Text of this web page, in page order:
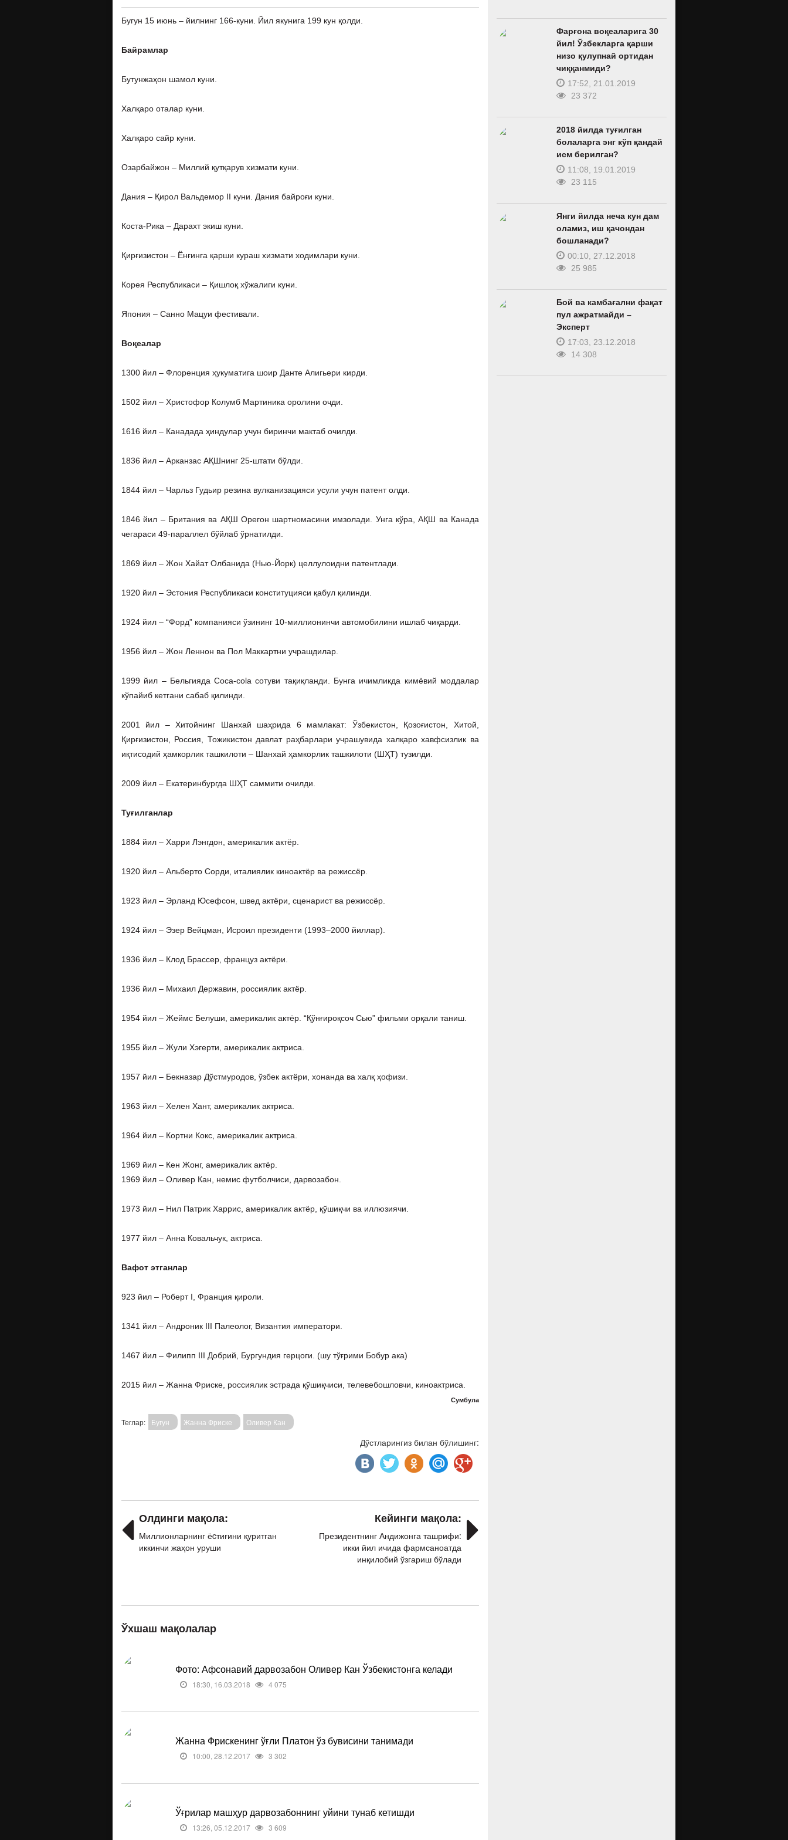
Бугун 15 июнь – йилнинг 166-куни. Йил якунига 199 кун қолди.
Байрамлар
Бутунжаҳон шамол куни.
Халқаро оталар куни.
Халқаро сайр куни.
Озарбайжон – Миллий қутқарув хизмати куни.
Дания – Қирол Вальдемор II куни. Дания байроғи куни.
Коста-Рика – Дарахт экиш куни.
Қирғизистон – Ёнғинга қарши кураш хизмати ходимлари куни.
Корея Республикаси – Қишлоқ хўжалиги куни.
Япония – Санно Мацуи фестивали.
Воқеалар
1300 йил – Флоренция ҳукуматига шоир Данте Алигьери кирди.
1502 йил – Христофор Колумб Мартиника оролини очди.
1616 йил – Канадада ҳиндулар учун биринчи мактаб очилди.
1836 йил – Арканзас АҚШнинг 25-штати бўлди.
1844 йил – Чарльз Гудьир резина вулканизацияси усули учун патент олди.
1846 йил – Британия ва АҚШ Орегон шартномасини имзолади. Унга кўра, АҚШ ва Канада
чегараси 49-параллел бўйлаб ўрнатилди.
1869 йил – Жон Хайат Олбанида (Нью-Йорк) целлулоидни патентлади.
1920 йил – Эстония Республикаси конституцияси қабул қилинди.
1924 йил – “Форд” компанияси ўзининг 10-миллионинчи автомобилини ишлаб чиқарди.
1956 йил – Жон Леннон ва Пол Маккартни учрашдилар.
1999 йил – Бельгияда Coca-cola сотуви тақиқланди. Бунга ичимликда кимёвий моддалар
кўпайиб кетгани сабаб қилинди.
2001 йил – Xитойнинг Шанхай шаҳрида 6 мамлакат: Ўзбекистон, Қозоғистон, Xитой,
Қирғизистон, Россия, Тожикистон давлат раҳбарлари учрашувида xалқаро xавфсизлик ва
иқтисодий ҳамкорлик ташкилоти – Шанxай ҳамкорлик ташкилоти (ШҲТ) тузилди.
2009 йил – Екатеринбургда ШҲТ саммити очилди.
Туғилганлар
1884 йил – Харри Лэнгдон, америкалик актёр.
1920 йил – Альберто Сорди, италиялик киноактёр ва режиссёр.
1923 йил – Эрланд Юсефсон, швед актёри, сценарист ва режиссёр.
1924 йил – Эзер Вейцман, Исроил президенти (1993–2000 йиллар).
1936 йил – Клод Брассер, француз актёри.
1936 йил – Михаил Державин, россиялик актёр.
1954 йил – Жеймс Белуши, америкалик актёр. “Қўнғироқсоч Сью” фильми орқали таниш.
1955 йил – Жули Хэгерти, америкалик актриса.
1957 йил – Бекназар Дўстмуродов, ўзбек актёри, хонанда ва халқ ҳофизи.
1963 йил – Хелен Хант, америкалик актриса.
1964 йил – Кортни Кокс, америкалик актриса.
1969 йил – Кен Жонг, америкалик актёр.
1969 йил – Оливер Кан, немис футболчиси, дарвозабон.
1973 йил – Нил Патрик Харрис, америкалик актёр, қўшиқчи ва иллюзиячи.
1977 йил – Анна Ковальчук, актриса.
Вафот этганлар
923 йил – Роберт I, Франция қироли.
1341 йил – Андроник III Палеолог, Византия императори.
1467 йил – Филипп III Добрий, Бургундия герцоги. (шу тўғрими Бобур ака)
2015 йил – Жанна Фриске, россиялик эстрада қўшиқчиси, телевебошловчи, киноактриса.
Сумбула
Теглар: Бугун Жанна Фриске Оливер Кан
Дўстларингиз билан бўлишинг:
Кейинги мақола:
Президентнинг Андижонга ташрифи:
икки йил ичида фармсаноатда
инқилобий ўзгариш бўлади
Олдинги мақола:
Миллионларнинг ёcтиғини қуритган
иккинчи жаҳон уруши
Ўхшаш мақолалар
Фото: Афсонавий дарвозабон Оливер Кан Ўзбекистонга келади
18:30, 16.03.2018 4 075
Жанна Фрискенинг ўғли Платон ўз бувисини танимади
10:00, 28.12.2017 3 302
Ўғрилар машҳур дарвозабоннинг уйини тунаб кетишди
13:26, 05.12.2017 3 609
Фарғона воқеаларига 30
йил! Ўзбекларга қарши
низо қулупнай ортидан
чиққанмиди?
17:52, 21.01.2019
23 372
2018 йилда туғилган
болаларга энг кўп қандай
исм берилган?
11:08, 19.01.2019
23 115
Янги йилда неча кун дам
оламиз, иш қачондан
бошланади?
00:10, 27.12.2018
25 985
Бой ва камбағални фақат
пул ажратмайди –
Эксперт
17:03, 23.12.2018
14 308